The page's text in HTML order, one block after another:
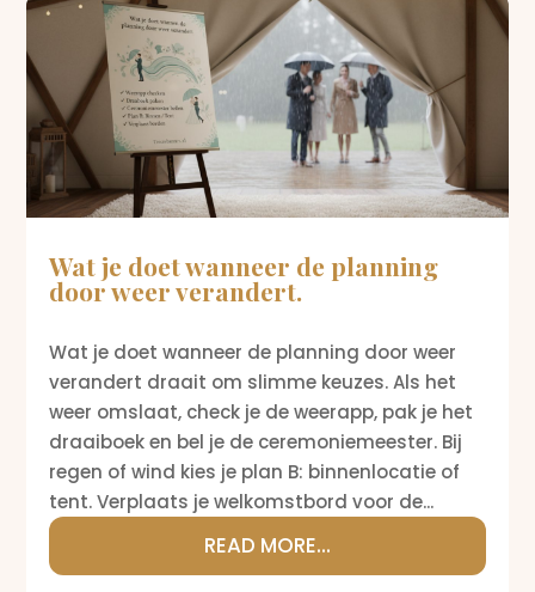
Wat je doet wanneer de planning
door weer verandert.
Wat je doet wanneer de planning door weer
verandert draait om slimme keuzes. Als het
weer omslaat, check je de weerapp, pak je het
draaiboek en bel je de ceremoniemeester. Bij
regen of wind kies je plan B: binnenlocatie of
tent. Verplaats je welkomstbord voor de...
READ MORE...